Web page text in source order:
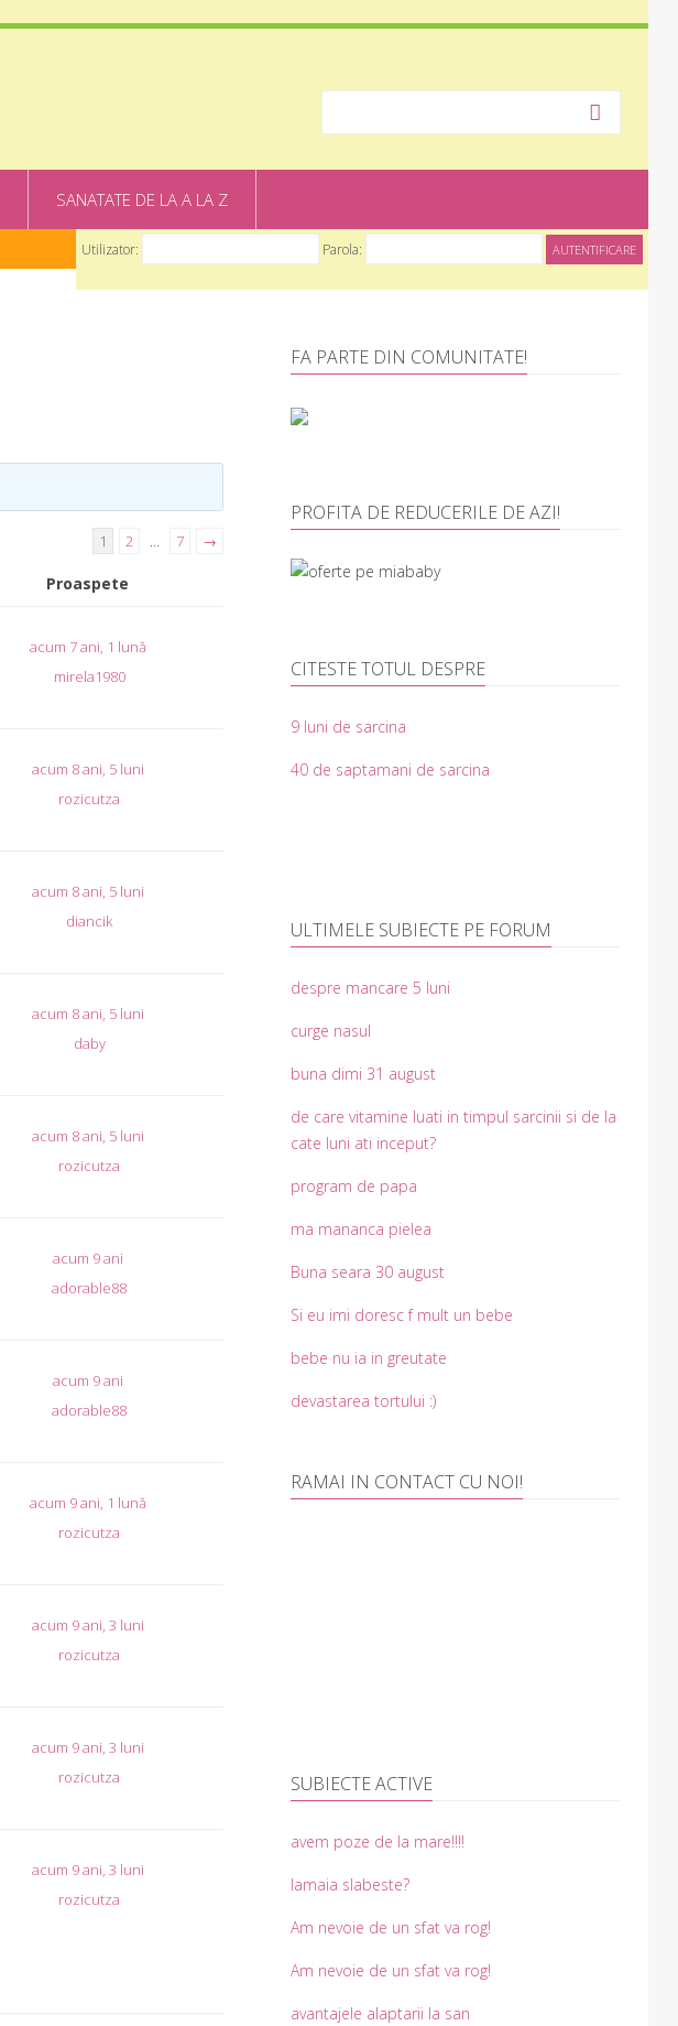
SANATATE DE LA A LA Z
Utilizator: Parola:
1 2 … 7 →
Proaspete
acum 7 ani, 1 lună
mirela1980
acum 8 ani, 5 luni
rozicutza
acum 8 ani, 5 luni
diancik
acum 8 ani, 5 luni
daby
acum 8 ani, 5 luni
rozicutza
acum 9 ani
adorable88
acum 9 ani
adorable88
acum 9 ani, 1 lună
rozicutza
acum 9 ani, 3 luni
rozicutza
acum 9 ani, 3 luni
rozicutza
acum 9 ani, 3 luni
rozicutza
FA PARTE DIN COMUNITATE!
PROFITA DE REDUCERILE DE AZI!
CITESTE TOTUL DESPRE
9 luni de sarcina
40 de saptamani de sarcina
ULTIMELE SUBIECTE PE FORUM
despre mancare 5 luni
curge nasul
buna dimi 31 august
de care vitamine luati in timpul sarcinii si de la
cate luni ati inceput?
program de papa
ma mananca pielea
Buna seara 30 august
Si eu imi doresc f mult un bebe
bebe nu ia in greutate
devastarea tortului :)
RAMAI IN CONTACT CU NOI!
SUBIECTE ACTIVE
avem poze de la mare!!!!
lamaia slabeste?
Am nevoie de un sfat va rog!
Am nevoie de un sfat va rog!
avantajele alaptarii la san